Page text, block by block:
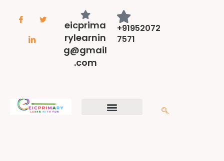
eicprima
rylearnin
g@gmail
.com
+91952072
7571